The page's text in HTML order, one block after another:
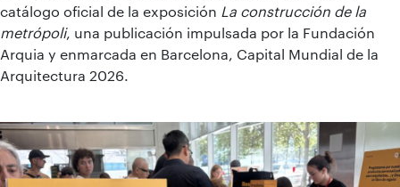
catálogo oficial de la exposición La construcción de la
metrópoli, una publicación impulsada por la Fundación
Arquia y enmarcada en Barcelona, Capital Mundial de la
Arquitectura 2026.